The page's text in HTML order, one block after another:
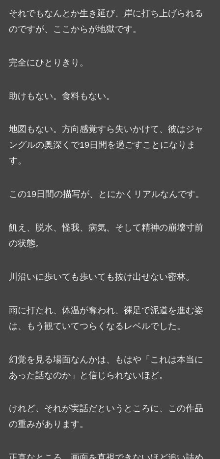
それでもなんとか生き延び、岸に打ち上げられる
のですが、ここからが地獄です。
完全にひとりきり。
助けもない。食料もない。
地図もない。方向感覚すら失いかけて、彼はジャ
ングルの奥深くで19日間を過ごすことになりま
す。
この19日間の描写が、とにかくリアルなんです。
飢え、脱水、怪我、病気、そして精神の崩壊寸前
の状態。
川沿いに歩いても歩いても抜け出せない密林。
雨に打たれ、体温が奪われ、裸足で泥道を進む姿
は、もう観ていてつらくなるレベルでした。
幻覚を見る場面なんかは、もはや「これは本当に
あった話なのか」と信じられないほど。
けれど、それが実話だというところに、この作品
の重みがあります。